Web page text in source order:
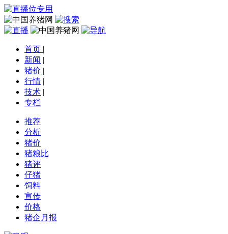
首页 |
新闻 |
猪价 |
行情 |
技术 |
专栏
推荐
分析
猪价
猪粮比
猪评
仔猪
饲料
宣传
价格
猪企月报